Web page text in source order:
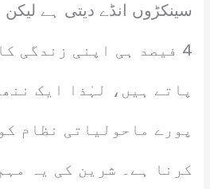
سینکڑوں انڈے دیتی ہے
4 فیصد ہی اپنی زندگی
پاتے ہیں، لہٰذا ایک
پورے ماحولیاتی نظام
کرنا ہے۔ شرین کی یہ